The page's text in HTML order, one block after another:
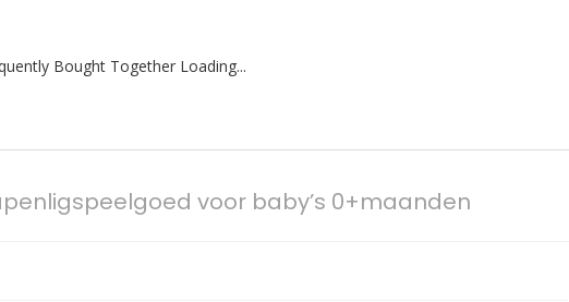
Bought Together Loading...
voor baby’s 0+maanden